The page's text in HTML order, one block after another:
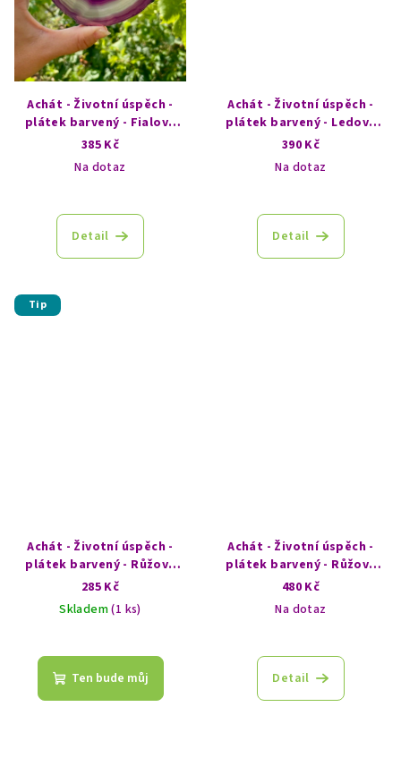
Achát - Životní úspěch -
plátek barvený - Fialová
jeskyně
385 Kč
Na dotaz
Detail
Achát - Životní úspěch -
plátek barvený - Ledový
vánek
390 Kč
Na dotaz
Detail
Tip
Achát - Životní úspěch -
plátek barvený - Růžový
obláček
285 Kč
Skladem(1 ks)
Ten bude můj
Achát - Životní úspěch -
plátek barvený - Růžový
portál
480 Kč
Na dotaz
Detail